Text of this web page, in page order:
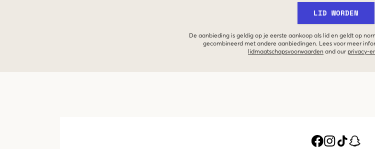
LID WORDEN
De aanbieding is geldig op je eerste aankoop als lid en geldt op
gecombineerd met andere aanbiedingen. Lees voor meer
lidmaatschapsvoorwaarden and our privacy-